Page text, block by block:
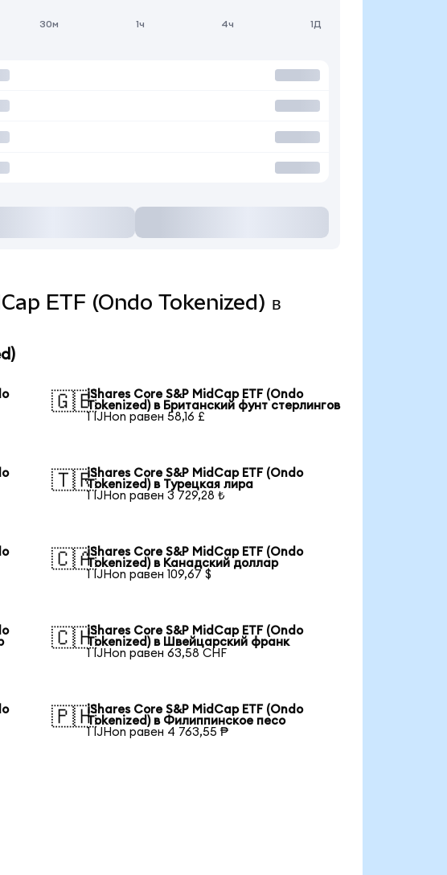
30м 1ч 4ч 1Д
ETF (Ondo Tokenized) в
🇬🇧iShares Core S&P MidCap ETF (Ondo
Tokenized) в Британский фунт стерлингов
1 IJHon равен 58,16 £
🇹🇷iShares Core S&P MidCap ETF (Ondo
Tokenized) в Турецкая лира
1 IJHon равен 3 729,28 ₺
🇨🇦iShares Core S&P MidCap ETF (Ondo
Tokenized) в Канадский доллар
1 IJHon равен 109,67 $
🇨🇭iShares Core S&P MidCap ETF (Ondo
Tokenized) в Швейцарский франк
1 IJHon равен 63,58 CHF
🇵🇭iShares Core S&P MidCap ETF (Ondo
Tokenized) в Филиппинское песо
1 IJHon равен 4 763,55 ₱